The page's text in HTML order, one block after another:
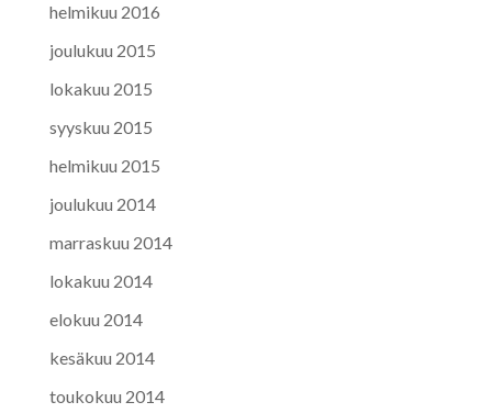
helmikuu 2016
joulukuu 2015
lokakuu 2015
syyskuu 2015
helmikuu 2015
joulukuu 2014
marraskuu 2014
lokakuu 2014
elokuu 2014
kesäkuu 2014
toukokuu 2014